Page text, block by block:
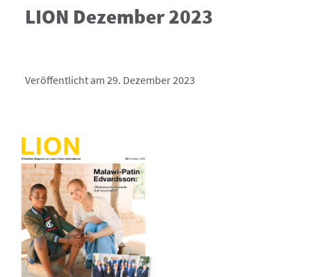
LION Dezember 2023
Veröffentlicht am 29. Dezember 2023